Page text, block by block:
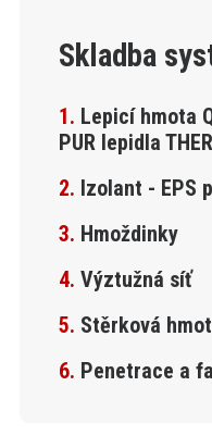
Skladba
1. Lepicí hmota
PUR lepidla
2. Izolant - EPS
3. Hmoždinky
4. Výztužná síť
5. Stěrková
6. Penetrace a